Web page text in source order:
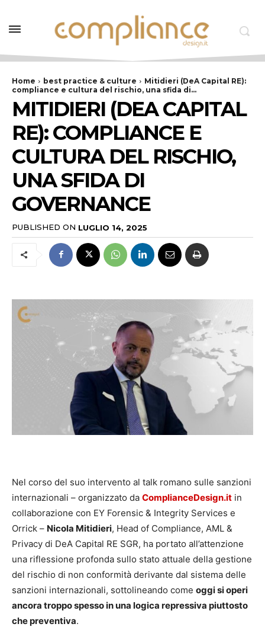
Home best practice & culture
Mitidieri (DeA Capital RE):
compliance e cultura del rischio, una sfida di...
MITIDIERI (DEA CAPITAL
RE): COMPLIANCE E
CULTURA DEL RISCHIO,
UNA SFIDA DI
GOVERNANCE
PUBLISHED ON LUGLIO 14, 2025
Nel corso del suo intervento al talk romano sulle sanzioni
internazionali – organizzato da ComplianceDesign.it in
collaborazione con EY Forensic & Integrity Services e
Orrick – Nicola Mitidieri, Head of Compliance, AML &
Privacy di DeA Capital RE SGR, ha portato all’attenzione
una riflessione profonda sullo stato attuale della gestione
del rischio di non conformità derivante dal sistema delle
sanzioni internazionali, sottolineando come oggi si operi
ancora troppo spesso in una logica repressiva piuttosto
che preventiva.